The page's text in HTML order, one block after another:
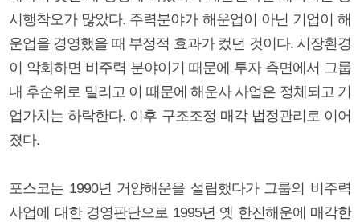
시행착오가 많았다. 주력분야가 해운업이 아닌 기업이 해
운업을 경영했을 때 부정적 효과가 컸던 것이다. 시장환경
이 악화하면 비주력 분야이기 때문에 투자 측면에서 그룹
내 후순위로 밀리고 이 때문에 해운사 사업은 정체되고 기
업가치는 하락한다. 이후 구조조정 매각 법정관리로 이어
졌다.
포스코는 1990년 거양해운을 설립했다가 그룹의 비주력
사업에 대한 경영판단으로 1995년 옛 한진해운에 매각한